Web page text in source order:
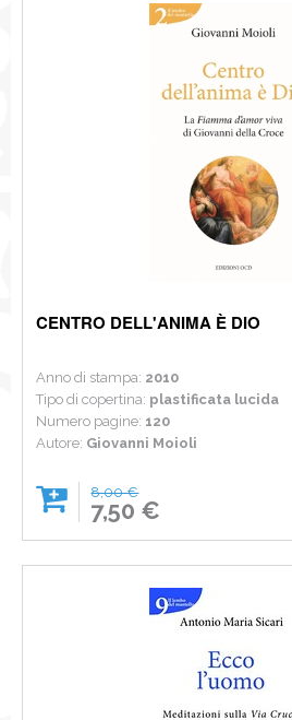
CENTRO DELL'ANIMA È DIO
Anno di stampa: 2010
Tipo di copertina: plastificata lucida
Numero pagine: 120
Autore: Giovanni Moioli
8,00 €
7,50 €